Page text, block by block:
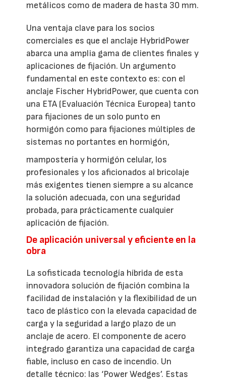
metálicos como de madera de hasta 30 mm.
Una ventaja clave para los socios
comerciales es que el anclaje HybridPower
abarca una amplia gama de clientes finales y
aplicaciones de fijación. Un argumento
fundamental en este contexto es: con el
anclaje Fischer HybridPower, que cuenta con
una ETA (Evaluación Técnica Europea) tanto
para fijaciones de un solo punto en
hormigón como para fijaciones múltiples de
sistemas no portantes en hormigón,
mampostería y hormigón celular, los
profesionales y los aficionados al bricolaje
más exigentes tienen siempre a su alcance
la solución adecuada, con una seguridad
probada, para prácticamente cualquier
aplicación de fijación.
De aplicación universal y eficiente en la
obra
La sofisticada tecnología híbrida de esta
innovadora solución de fijación combina la
facilidad de instalación y la flexibilidad de un
taco de plástico con la elevada capacidad de
carga y la seguridad a largo plazo de un
anclaje de acero. El componente de acero
integrado garantiza una capacidad de carga
fiable, incluso en caso de incendio. Un
detalle técnico: las ‘Power Wedges’. Estas